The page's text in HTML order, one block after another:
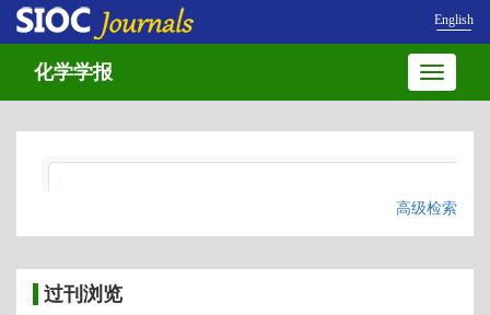
English
Toggle
化学学报
高级检索
过刊浏览